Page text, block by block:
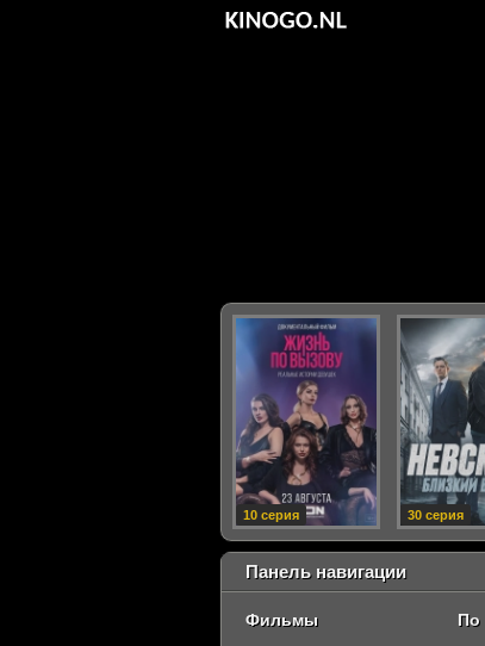
Панель навигации
Фильмы По
10 серия 30 серия